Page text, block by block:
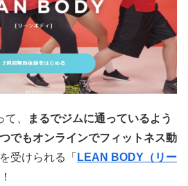
、
まるでジムに通っているよう
でもオンラインでフィットネス動
を受けられる「 LEAN BODY（リー